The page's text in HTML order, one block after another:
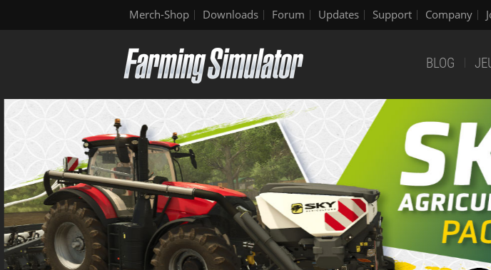
Merch-Shop Downloads Forum Updates Support Company
BLOG